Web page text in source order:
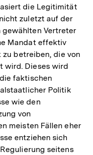
die Legitimität
zuletzt auf der
Vertreter
Mandat effektiv
zu betreiben, die von
wird. Dieses wird
faktischen
Politik
wie den
von
meisten Fällen eher
entziehen sich
seitens